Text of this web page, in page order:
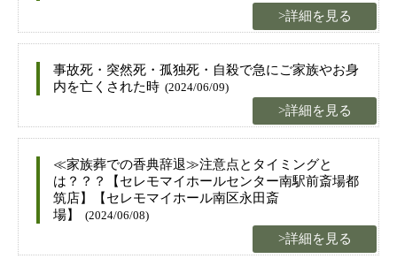
>詳細を見る
事故死・突然死・孤独死・自殺で急にご家族やお身
内を亡くされた時 (2024/06/09)
>詳細を見る
≪家族葬での香典辞退≫注意点とタイミングと
は？？？【セレモマイホールセンター南駅前斎場都
筑店】【セレモマイホール南区永田斎
場】
(2024/06/08)
>詳細を見る